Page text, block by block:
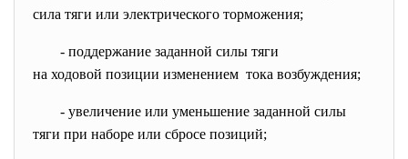
сила тяги или электрического торможения;
- поддержание заданной силы тяги
на ходовой позиции изменением тока возбуждения;
- увеличение или уменьшение заданной силы
тяги при наборе или сбросе позиций;